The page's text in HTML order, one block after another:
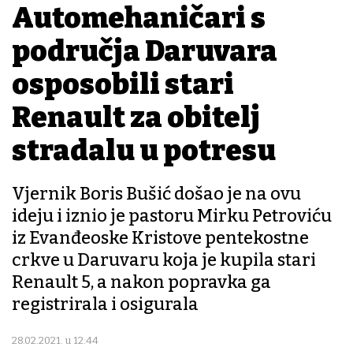
Automehaničari s
područja Daruvara
osposobili stari
Renault za obitelj
stradalu u potresu
Vjernik Boris Bušić došao je na ovu
ideju i iznio je pastoru Mirku Petroviću
iz Evanđeoske Kristove pentekostne
crkve u Daruvaru koja je kupila stari
Renault 5, a nakon popravka ga
registrirala i osigurala
28.02.2021. u 12:44